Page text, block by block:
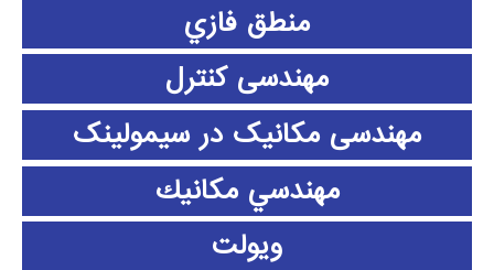
منطق فازي
مهندسی کنترل
مهندسی مکانیک در سیمولینک
مهندسي مكانيك
ویولت